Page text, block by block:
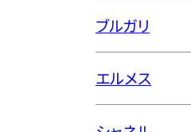
ブルガリ
エルメス